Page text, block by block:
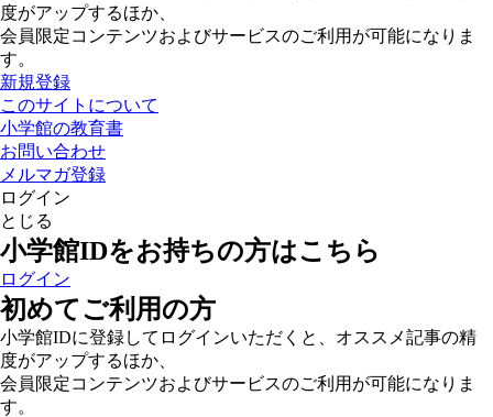
度がアップするほか、
会員限定コンテンツおよびサービスのご利用が可能になりま
す。
新規登録
このサイトについて
小学館の教育書
お問い合わせ
メルマガ登録
ログイン
とじる
小学館IDをお持ちの方はこちら
ログイン
初めてご利用の方
小学館IDに登録してログインいただくと、オススメ記事の精
度がアップするほか、
会員限定コンテンツおよびサービスのご利用が可能になりま
す。